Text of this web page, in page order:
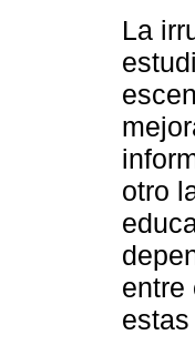
La
otro
entre